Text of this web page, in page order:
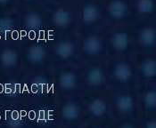
ГОРОДЕ
ГОРОДЕ